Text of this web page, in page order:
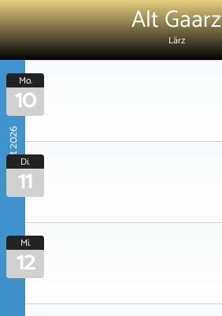
Alt Gaarz
Lärz
August 2026
Mo.
10
Di.
11
Mi.
12